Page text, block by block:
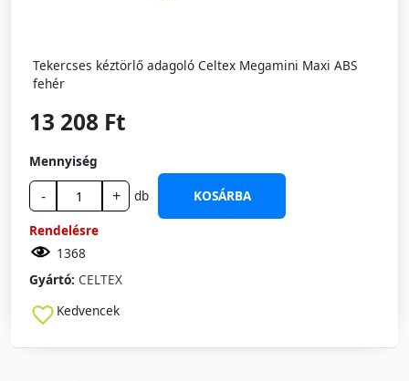
Tekercses kéztörlő adagoló Celtex Megamini Maxi ABS
fehér
13 208 Ft
Mennyiség
- + db
KOSÁRBA
Rendelésre
1368
Gyártó: CELTEX
Kedvencek